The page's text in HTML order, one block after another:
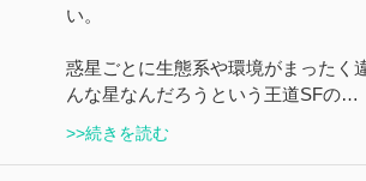
い。
惑星ごとに生態系や環境がまったく
んな星なんだろうという王道SFの…
>>続きを読む